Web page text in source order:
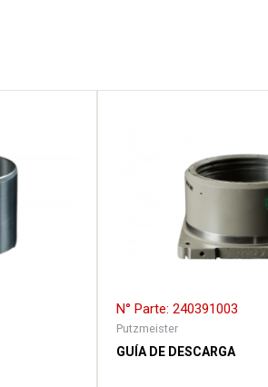
N° Parte: 240391003
Putzmeister
GUÍA DE DESCARGA